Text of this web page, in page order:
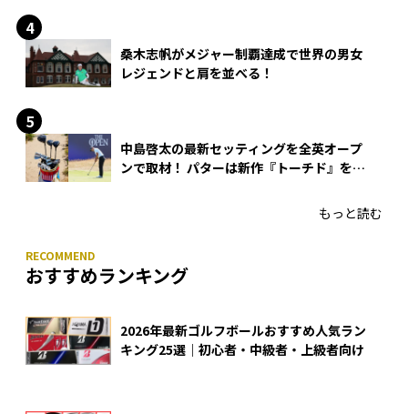
桑木志帆がメジャー制覇達成で世界の男女
レジェンドと肩を並べる！
中島啓太の最新セッティングを全英オープ
ンで取材！ パターは新作『トーチド』を投
もっと読む
おすすめランキング
2026年最新ゴルフボールおすすめ人気ラン
キング25選｜初心者・中級者・上級者向け